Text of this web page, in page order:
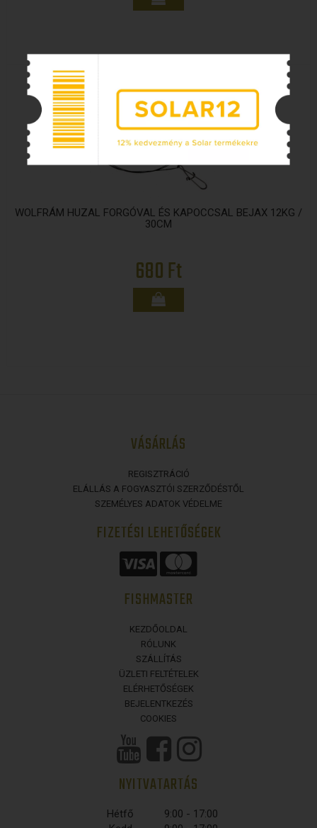
WOLFRÁM HUZAL FORGÓVAL ÉS KAPOCCSAL BEJAX 12KG /
30CM
680 Ft
VÁSÁRLÁS
REGISZTRÁCIÓ
ELÁLLÁS A FOGYASZTÓI SZERZŐDÉSTŐL
SZEMÉLYES ADATOK VÉDELME
FIZETÉSI LEHETŐSÉGEK
FISHMASTER
KEZDŐOLDAL
RÓLUNK
SZÁLLÍTÁS
ÜZLETI FELTÉTELEK
ELÉRHETŐSÉGEK
BEJELENTKEZÉS
COOKIES
NYITVATARTÁS
Hétfő
9:00 - 17:00